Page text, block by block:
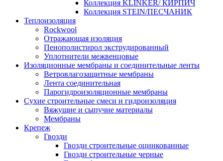
Коллекция KLINKER/ КИРПИЧ
Коллекция STEIN/ПЕСЧАНИК
Теплоизоляция
Rockwool
Отражающая изоляция
Пенополистирол экструдированный
Уплотнители межвенцовые
Изоляционные мембраны и соединительные ленты
Ветровлагозащитные мембраны
Лента соединительная
Парогидроизоляционные мембраны
Сухие строительные смеси и гидроизоляция
Вяжущие и сыпучие материалы
Мембраны
Крепеж
Гвозди
Гвозди строительные оцинкованные
Гвозди строительные черные